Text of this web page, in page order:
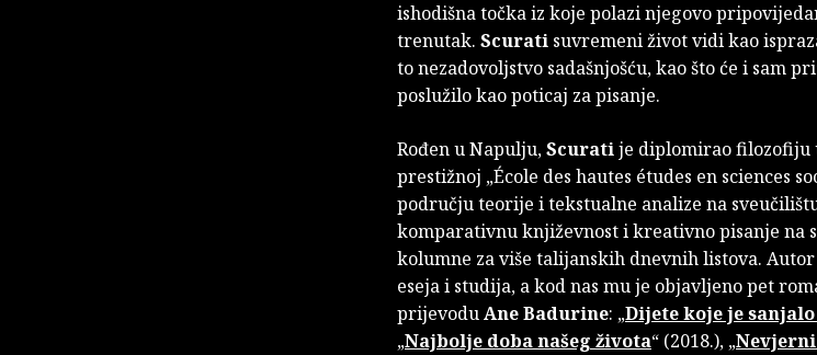
ishodišna točka iz koje polazi njegovo
trenutak. Scurati suvremeni život vidi kao
to nezadovoljstvo sadašnjošću, kao što će i sam
poslužilo kao poticaj za pisanje.
Rođen u Napulju,Scuratije diplomirao filozofiju
prestižnoj „École des hautes études en sciences
području teorije i tekstualne analize na
komparativnu književnost i kreativno pisanje na
kolumne za više talijanskih dnevnih listova.
eseja i studija, a kod nas mu je objavljeno pet
prijevoduAne Badurine: „Dijete koje je
„Najbolje doba našeg života“ (2018.), „